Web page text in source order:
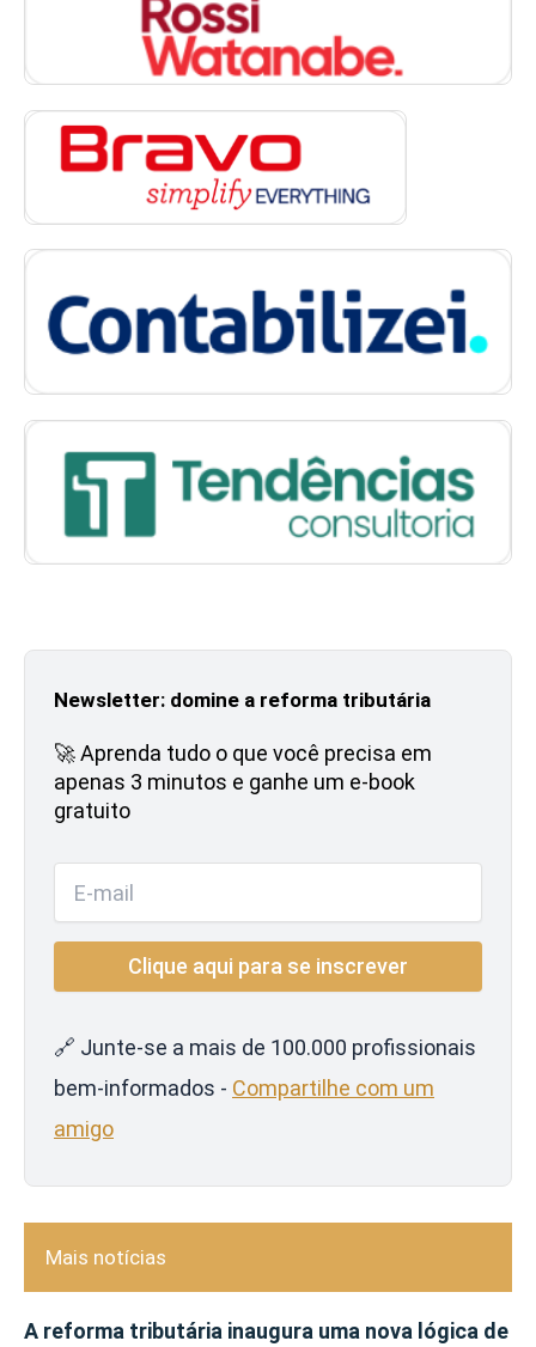
Newsletter: domine a reforma tributária
🚀 Aprenda tudo o que você precisa em
apenas 3 minutos e ganhe um e-book
gratuito
🔗 Junte-se a mais de 100.000 profissionais
bem-informados - Compartilhe com um
amigo
Mais notícias
A reforma tributária inaugura uma nova lógica de